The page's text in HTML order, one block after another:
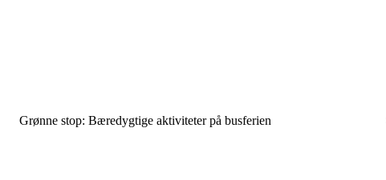
Grønne stop: Bæredygtige aktiviteter på busferien